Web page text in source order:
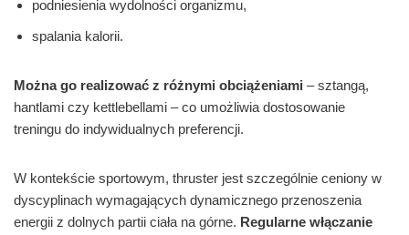
podniesienia wydolności organizmu,
spalania kalorii.
Można go realizować z różnymi obciążeniami – sztangą,
hantlami czy kettlebellami – co umożliwia dostosowanie
treningu do indywidualnych preferencji.
W kontekście sportowym, thruster jest szczególnie ceniony w
dyscyplinach wymagających dynamicznego przenoszenia
energii z dolnych partii ciała na górne. Regularne włączanie